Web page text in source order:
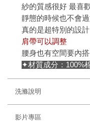
紗的質感很好 最喜
靜態的時候也不會
真的是超特別的設計
肩帶可以調整
腰身也有空間要內
✦材質成分：100%
洗滌說明
影片專區